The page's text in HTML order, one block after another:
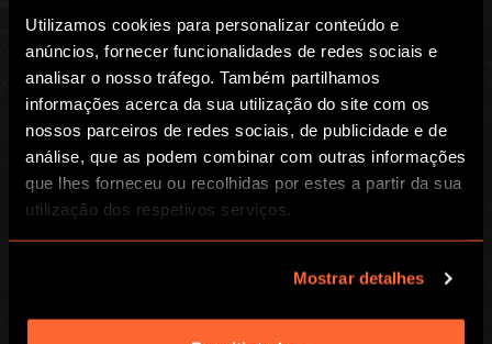
Utilizamos cookies para personalizar conteúdo e
anúncios, fornecer funcionalidades de redes sociais e
analisar o nosso tráfego. Também partilhamos
informações acerca da sua utilização do site com os
nossos parceiros de redes sociais, de publicidade e de
análise, que as podem combinar com outras informações
que lhes forneceu ou recolhidas por estes a partir da sua
utilização dos respetivos serviços.
Mostrar detalhes
Global
Sobre nós
Franchisings
Investidores
LOCAL
Jogos
Como jogar
Encontra-nos
Contacta-nos
Perguntas frequentes